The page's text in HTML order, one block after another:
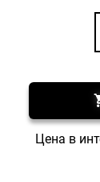
Цена в